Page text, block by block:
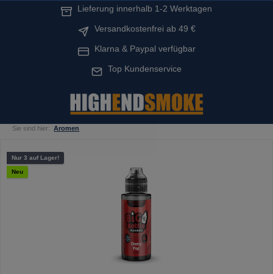
Lieferung innerhalb 1-2 Werktagen
Versandkostenfrei ab 49 €
Klarna & Paypal verfügbar
Top Kundenservice
Sie sind hier: Aromen
Bildergalerie überspringen
Nur 3 auf Lager!
Neu